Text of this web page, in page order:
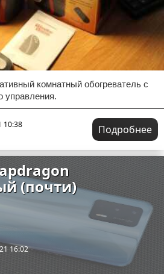
комнатный обогреватель с
управления.
10:38
Подробнее
(почти)
16:02